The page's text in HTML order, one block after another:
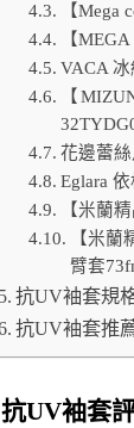
【
【
VACA
【
花邊蕾
Eglara
【米蘭
【米
臂套
抗UV袖套規
抗UV袖套推
抗UV袖套